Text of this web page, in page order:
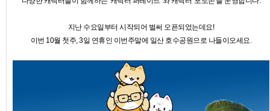
지난 수요일부터 시작되어 벌써 오픈되었는데요!
이번 10월 첫주, 3일 연휴인 이번주말에 일산 호수공원으로 나들이오세요.